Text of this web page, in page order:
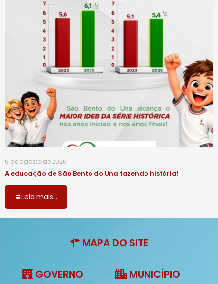
6 de agosto de 2026
A educação de São Bento do Una fazendo história!
Leia mais...
MAPA DO SITE
GOVERNO MUNICÍPIO